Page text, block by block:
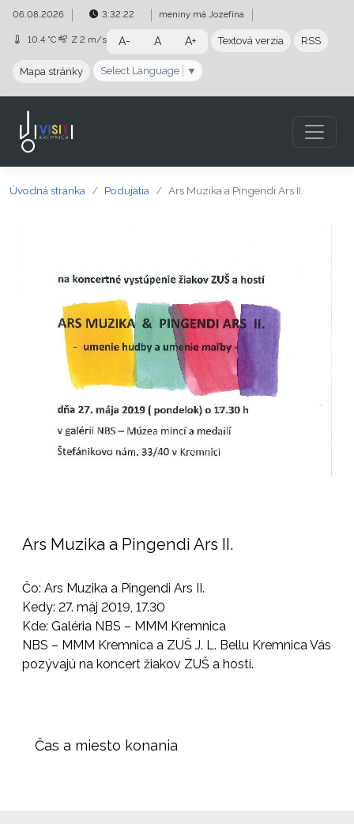
Preskočiť na obsah
Preskočiť na hlavné menu
06.08.2026 3:32:22 meniny má Jozefína
10.4 °C Z 2 m/s A- A A+ Textová verzia RSS
Mapa stránky Select Language ▼
Úvodná stránka Podujatia Ars Muzika a Pingendi Ars II.
Ars Muzika a Pingendi Ars II.
Čo: Ars Muzika a Pingendi Ars II.
Kedy: 27. máj 2019, 17.30
Kde: Galéria NBS – MMM Kremnica
NBS – MMM Kremnica a ZUŠ J. L. Bellu Kremnica Vás
pozývajú na koncert žiakov ZUŠ a hostí.
Čas a miesto konania